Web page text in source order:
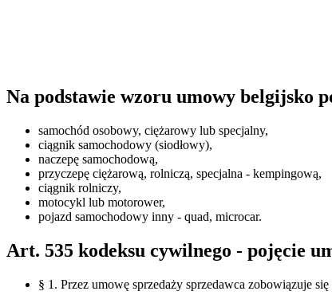
Na podstawie wzoru umowy belgijsko
samochód osobowy, ciężarowy lub specjalny,
ciągnik samochodowy (siodłowy),
naczepę samochodową,
przyczepę ciężarową, rolniczą, specjalna - kempingową,
ciągnik rolniczy,
motocykl lub motorower,
pojazd samochodowy inny - quad, microcar.
Art. 535 kodeksu cywilnego - pojęcie
§ 1. Przez umowę sprzedaży sprzedawca zobowiązuje